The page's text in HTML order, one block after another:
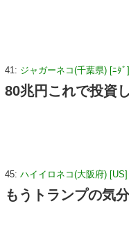
41: ジャガーネコ(千葉県) [ﾆﾀﾞ]
80兆円これで投資
45: ハイイロネコ(大阪府) [US]
もうトランプの気